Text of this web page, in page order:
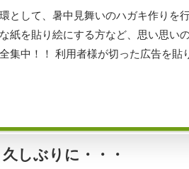
として、暑中見舞いのハガキ作りを
紙を貼り絵にする方など、思い思い
集中！！ 利用者様が切った広告を貼
久しぶりに・・・